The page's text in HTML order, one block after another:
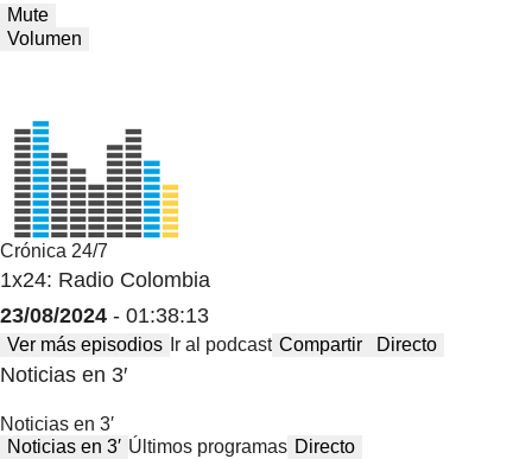
Mute
Volumen
Crónica 24/7
1x24: Radio Colombia
23/08/2024 - 01:38:13
Ver más episodios Ir al podcast Compartir Directo
Noticias en 3′
Noticias en 3′
Noticias en 3′ Últimos programas Directo